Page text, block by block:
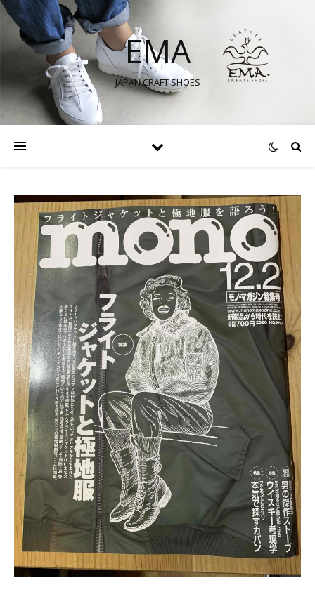
EMA
JAPAN CRAFT SHOES
で表示で表示
で表示で表示